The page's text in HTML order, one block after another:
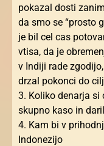
pokazal dosti
da smo se “prosto
je bil cel cas
vtisa, da je
v Indiji rade
drzal pokonci do
3. Koliko denarja
skupno kaso in
4. Kam bi v
Indonezijo